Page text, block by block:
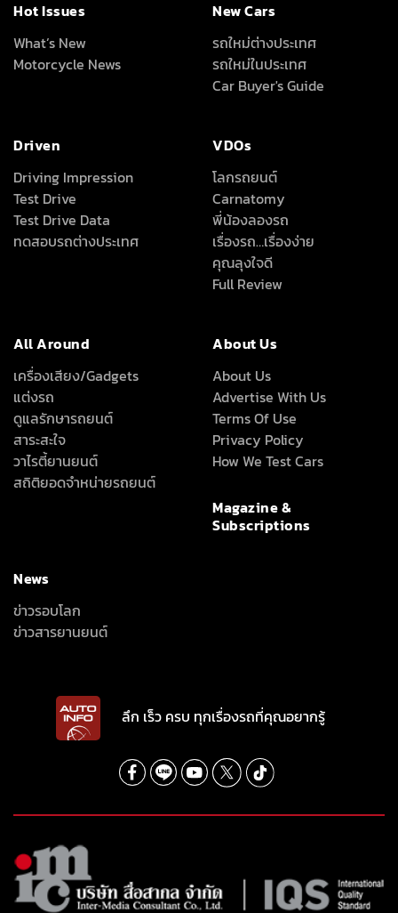
Hot Issues
What’s New
Motorcycle News
New Cars
รถใหม่ต่างประเทศ
รถใหม่ในประเทศ
Car Buyer's Guide
Driven
Driving Impression
Test Drive
Test Drive Data
ทดสอบรถต่างประเทศ
VDOs
โลกรถยนต์
Carnatomy
พี่น้องลองรถ
เรื่องรถ…เรื่องง่าย
คุณลุงใจดี
Full Review
All Around
เครื่องเสียง/Gadgets
แต่งรถ
ดูแลรักษารถยนต์
สาระสะใจ
วาไรตี้ยานยนต์
สถิติยอดจำหน่ายรถยนต์
About Us
About Us
Advertise With Us
Terms Of Use
Privacy Policy
How We Test Cars
Magazine &
Subscriptions
News
ข่าวรอบโลก
ข่าวสารยานยนต์
ลึก เร็ว ครบ ทุกเรื่องรถที่คุณอยากรู้